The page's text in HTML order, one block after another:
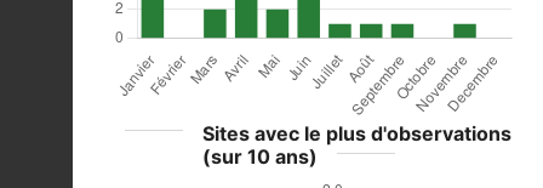
Sites avec le plus d'observations
(sur 10 ans)